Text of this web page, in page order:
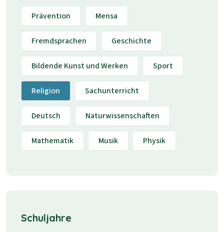
Prävention Mensa
Fremdsprachen Geschichte
Bildende Kunst und Werken Sport
Religion Sachunterricht
Deutsch Naturwissenschaften
Mathematik Musik Physik
Schuljahre